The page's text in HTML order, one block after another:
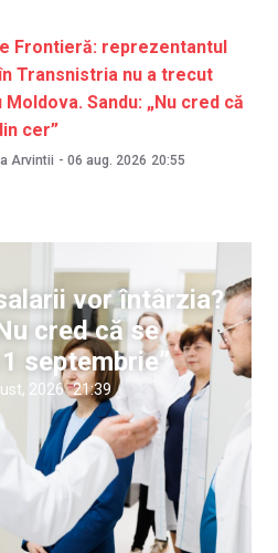
Frontieră: reprezentantul
Transnistria nu a trecut
Moldova. Sandu: „Nu cred că
cer”
Arvintii - 06 aug. 2026 20:55
vor întârzia?
cred că se
septembrie”
2026 21:39